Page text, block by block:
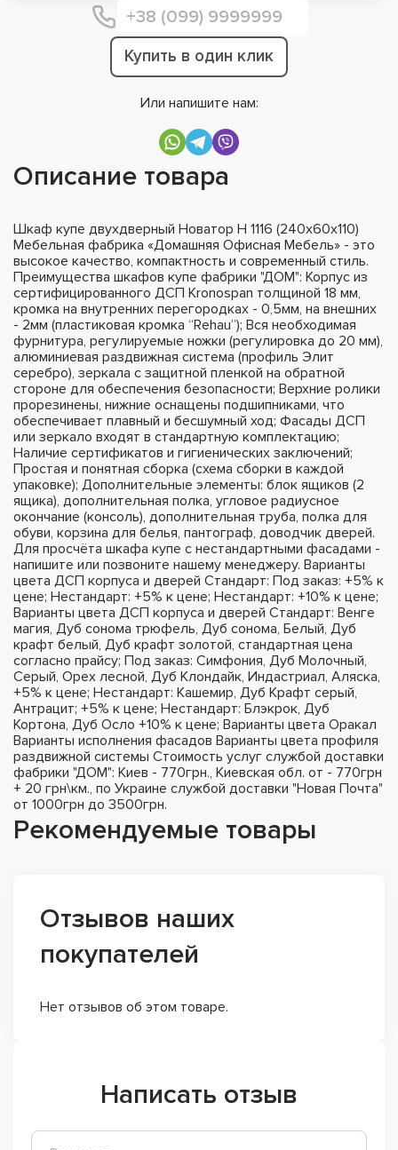
Купить в один клик
Или напишите нам:
Описание товара
Шкаф купе двухдверный Новатор Н 1116 (240х60х110)
Мебельная фабрика «Домашняя Офисная Мебель» - это
высокое качество, компактность и современный стиль.
Преимущества шкафов купе фабрики "ДОМ": Корпус из
сертифицированного ДСП Kronospan толщиной 18 мм,
кромка на внутренних перегородках - 0,5мм, на внешних
- 2мм (пластиковая кромка “Rehau”); Вся необходимая
фурнитура, регулируемые ножки (регулировка до 20 мм),
алюминиевая раздвижная система (профиль Элит
серебро), зеркала с защитной пленкой на обратной
стороне для обеспечения безопасности; Верхние ролики
прорезинены, нижние оснащены подшипниками, что
обеспечивает плавный и бесшумный ход; Фасады ДСП
или зеркало входят в стандартную комплектацию;
Наличие сертификатов и гигиенических заключений;
Простая и понятная сборка (схема сборки в каждой
упаковке); Дополнительные элементы: блок ящиков (2
ящика), дополнительная полка, угловое радиусное
окончание (консоль), дополнительная труба, полка для
обуви, корзина для белья, пантограф, доводчик дверей.
Для просчёта шкафа купе с нестандартными фасадами -
напишите или позвоните нашему менеджеру. Варианты
цвета ДСП корпуса и дверей Стандарт: Под заказ: +5% к
цене; Нестандарт: +5% к цене; Нестандарт: +10% к цене;
Варианты цвета ДСП корпуса и дверей Стандарт: Венге
магия, Дуб сонома трюфель, Дуб сонома, Белый, Дуб
крафт белый, Дуб крафт золотой, стандартная цена
согласно прайсу; Под заказ: Симфония, Дуб Молочный,
Серый, Орех лесной, Дуб Клондайк, Индастриал, Аляска,
+5% к цене; Нестандарт: Кашемир, Дуб Крафт серый,
Антрацит; +5% к цене; Нестандарт: Блэкрок, Дуб
Кортона, Дуб Осло +10% к цене; Варианты цвета Оракал
Варианты исполнения фасадов Варианты цвета профиля
раздвижной системы Стоимость услуг службой доставки
фабрики "ДОМ": Киев - 770грн., Киевская обл. от - 770грн
+ 20 грн\км., по Украине службой доставки "Новая Почта"
от 1000грн до 3500грн.
Рекомендуемые товары
Отзывов наших
покупателей
Нет отзывов об этом товаре.
Написать отзыв